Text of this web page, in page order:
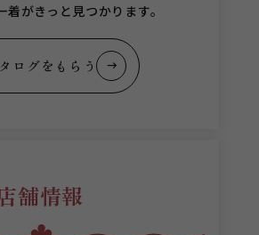
がきっと見つかります。
ログをもらう
舗情報